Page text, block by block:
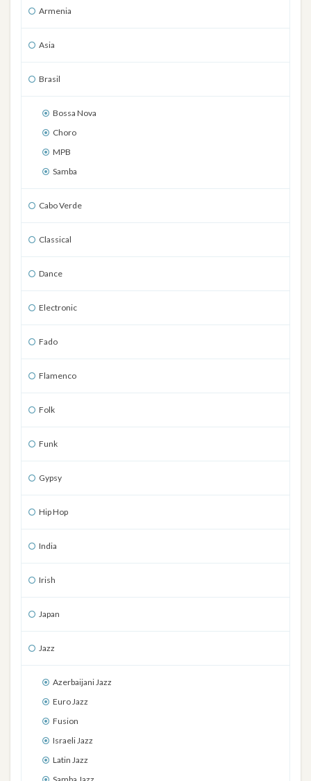
Armenia
Asia
Brasil
Bossa Nova
Choro
MPB
Samba
Cabo Verde
Classical
Dance
Electronic
Fado
Flamenco
Folk
Funk
Gypsy
Hip Hop
India
Irish
Japan
Jazz
Azerbaijani Jazz
Euro Jazz
Fusion
Israeli Jazz
Latin Jazz